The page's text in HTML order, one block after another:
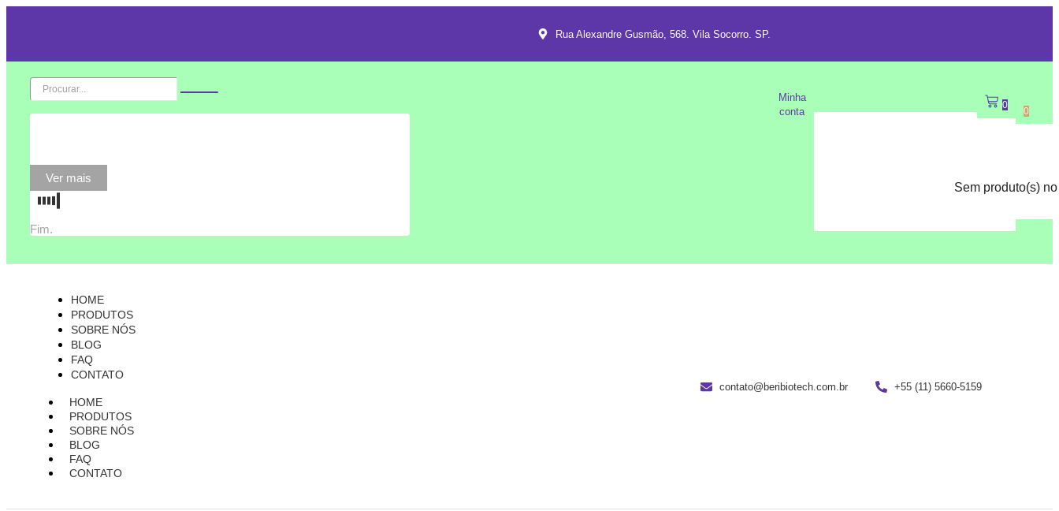
Rua Alexandre Gusmão, 568. Vila Socorro. SP.
Ver mais
Fim.
Minha
conta
0
Sem produto(s)
0
HOME
PRODUTOS
SOBRE NÓS
BLOG
FAQ
CONTATO
HOME
PRODUTOS
SOBRE NÓS
BLOG
FAQ
CONTATO
contato@beribiotech.com.br +55 (11) 5660-5159